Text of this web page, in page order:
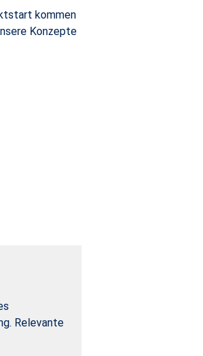
kommen
Konzepte
Relevante